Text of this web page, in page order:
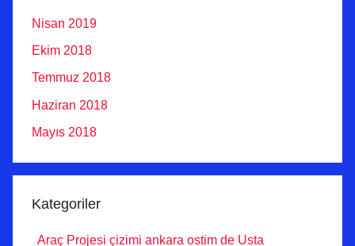
Nisan 2019
Ekim 2018
Temmuz 2018
Haziran 2018
Mayıs 2018
Kategoriler
Araç Projesi çizimi ankara ostim de Usta